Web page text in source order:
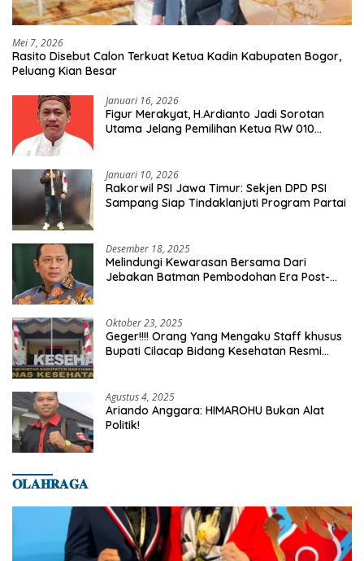
Mei 7, 2026
Rasito Disebut Calon Terkuat Ketua Kadin Kabupaten Bogor,
Peluang Kian Besar
Januari 16, 2026
Figur Merakyat, H.Ardianto Jadi Sorotan
Utama Jelang Pemilihan Ketua RW 010
Januari 10, 2026
Rakorwil PSI Jawa Timur: Sekjen DPD PSI
Sampang Siap Tindaklanjuti Program Partai
Desember 18, 2025
Melindungi Kewarasan Bersama Dari
Jebakan Batman Pembodohan Era Post-
Oktober 23, 2025
Geger!!!! Orang Yang Mengaku Staff khusus
Bupati Cilacap Bidang Kesehatan Resmi
Agustus 4, 2025
Ariando Anggara: HIMAROHU Bukan Alat
Politik!
𝐎𝐋𝐀𝐇𝐑𝐀𝐆𝐀